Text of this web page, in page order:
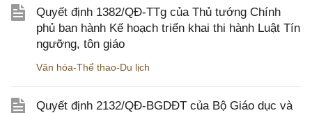
Quyết định 1382/QĐ-TTg của Thủ tướng Chính
phủ ban hành Kế hoạch triển khai thi hành Luật Tín
ngưỡng, tôn giáo
Văn hóa-Thể thao-Du lịch
Quyết định 2132/QĐ-BGDĐT của Bộ Giáo dục và